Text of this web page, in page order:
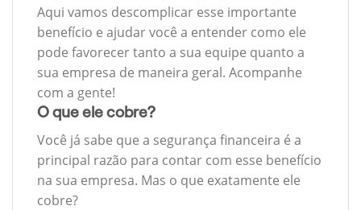
Aqui vamos descomplicar esse importante
benefício e ajudar você a entender como ele
pode favorecer tanto a sua equipe quanto a
sua empresa de maneira geral. Acompanhe
com a gente!
O que ele cobre?
Você já sabe que a segurança financeira é a
principal razão para contar com esse benefício
na sua empresa. Mas o que exatamente ele
cobre?